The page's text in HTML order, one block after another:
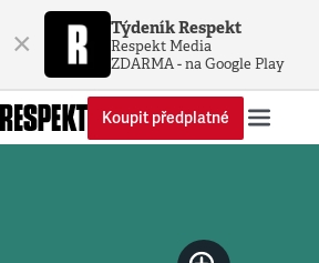
× Týdeník Respekt
Respekt Media
ZDARMA - na Google Play
Koupit předplatné